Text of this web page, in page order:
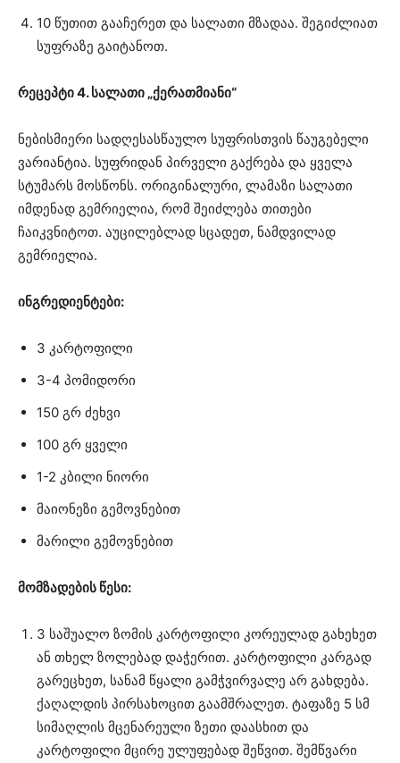
10 წუთით გააჩერეთ და სალათი მზადაა. შეგიძლიათ
სუფრაზე გაიტანოთ.
რეცეპტი 4. სალათი „ქერათმიანი“
ნებისმიერი სადღესასწაულო სუფრისთვის წაუგებელი
ვარიანტია. სუფრიდან პირველი გაქრება და ყველა
სტუმარს მოსწონს. ორიგინალური, ლამაზი სალათი
იმდენად გემრიელია, რომ შეიძლება თითები
ჩაიკვნიტოთ. აუცილებლად სცადეთ, ნამდვილად
გემრიელია.
ინგრედიენტები:
3 კარტოფილი
3-4 პომიდორი
150 გრ ძეხვი
100 გრ ყველი
1-2 კბილი ნიორი
მაიონეზი გემოვნებით
მარილი გემოვნებით
მომზადების წესი:
3 საშუალო ზომის კარტოფილი კორეულად გახეხეთ
ან თხელ ზოლებად დაჭერით. კარტოფილი კარგად
გარეცხეთ, სანამ წყალი გამჭვირვალე არ გახდება.
ქაღალდის პირსახოცით გაამშრალეთ. ტაფაზე 5 სმ
სიმაღლის მცენარეული ზეთი დაასხით და
კარტოფილი მცირე ულუფებად შეწვით. შემწვარი